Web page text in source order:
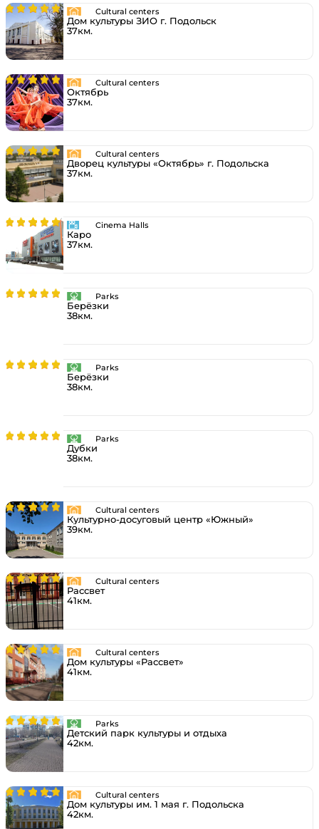
Cultural centers
Дом культуры ЗИО г. Подольск
37км.
Cultural centers
Октябрь
37км.
Cultural centers
Дворец культуры «Октябрь» г. Подольска
37км.
Cinema Halls
Каро
37км.
Parks
Берёзки
38км.
Parks
Берёзки
38км.
Parks
Дубки
38км.
Cultural centers
Культурно-досуговый центр «Южный»
39км.
Cultural centers
Рассвет
41км.
Cultural centers
Дом культуры «Рассвет»
41км.
Parks
Детский парк культуры и отдыха
42км.
Cultural centers
Дом культуры им. 1 мая г. Подольска
42км.